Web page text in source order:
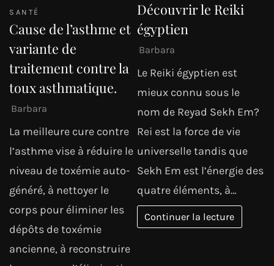
SANTÉ
Cause de l’asthme et
variante de
traitement contre la
toux asthmatique.
Barbara
La meilleure cure contre
l’asthme vise à réduire le
niveau de toxémie auto-
généré, à nettoyer le
corps pour éliminer les
dépôts de toxémie
ancienne, à reconstruire
Découvrir le Reiki
égyptien
Barbara
Le Reiki égyptien est
mieux connu sous le
nom de Reyad Sekh Em?
Rei est la force de vie
universelle tandis que
Sekh Em est l’énergie des
quatre éléments, à…
Continuer la lecture